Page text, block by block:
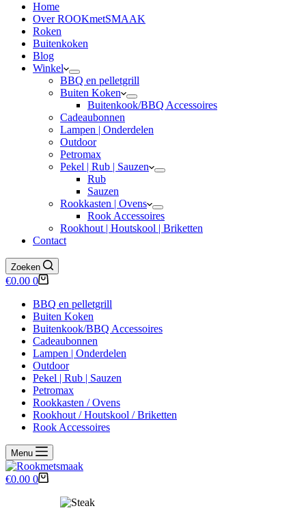
Home
Over ROOKmetSMAAK
Roken
Buitenkoken
Blog
Winkel
BBQ en pelletgrill
Buiten Koken
Buitenkook/BBQ Accessoires
Cadeaubonnen
Lampen | Onderdelen
Outdoor
Petromax
Pekel | Rub | Sauzen
Rub
Sauzen
Rookkasten | Ovens
Rook Accessoires
Rookhout | Houtskool | Briketten
Contact
Zoeken
Winkelwagen
€0.00 0
BBQ en pelletgrill
Buiten Koken
Buitenkook/BBQ Accessoires
Cadeaubonnen
Lampen | Onderdelen
Outdoor
Pekel | Rub | Sauzen
Petromax
Rookkasten / Ovens
Rookhout / Houtskool / Briketten
Rook Accessoires
Menu
Winkelwagen
€0.00 0